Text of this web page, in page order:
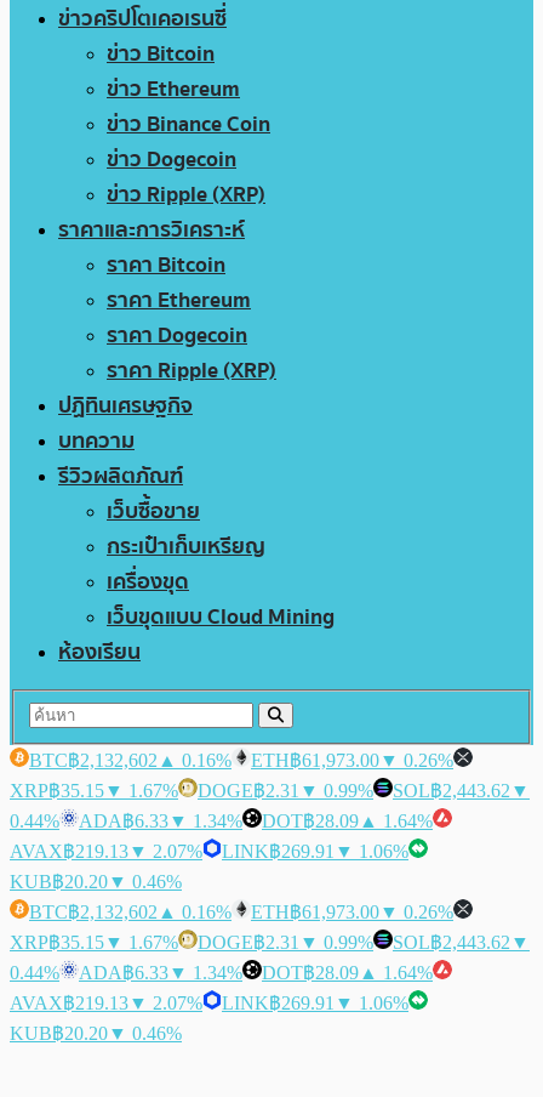
ข่าวคริปโตเคอเรนซี่
ข่าว Bitcoin
ข่าว Ethereum
ข่าว Binance Coin
ข่าว Dogecoin
ข่าว Ripple (XRP)
ราคาและการวิเคราะห์
ราคา Bitcoin
ราคา Ethereum
ราคา Dogecoin
ราคา Ripple (XRP)
ปฏิทินเศรษฐกิจ
บทความ
รีวิวผลิตภัณฑ์
เว็บซื้อขาย
กระเป๋าเก็บเหรียญ
เครื่องขุด
เว็บขุดแบบ Cloud Mining
ห้องเรียน
BTC฿2,132,602 ▲ 0.16% ETH฿61,973.00▼ 0.26%
XRP฿35.15▼ 1.67% DOGE฿2.31 ▼ 0.99% SOL฿2,443.62 ▼
0.44%
ADA฿6.33▼ 1.34% DOT฿28.09 ▲ 1.64%
AVAX฿219.13▼ 2.07% LINK฿269.91 ▼ 1.06%
KUB฿20.20▼ 0.46%
BTC฿2,132,602 ▲ 0.16% ETH฿61,973.00▼ 0.26%
XRP฿35.15▼ 1.67% DOGE฿2.31 ▼ 0.99% SOL฿2,443.62 ▼
0.44%
ADA฿6.33▼ 1.34% DOT฿28.09 ▲ 1.64%
AVAX฿219.13▼ 2.07% LINK฿269.91 ▼ 1.06%
KUB฿20.20▼ 0.46%